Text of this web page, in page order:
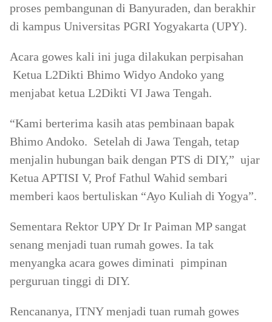
proses pembangunan di Banyuraden, dan berakhir
di kampus Universitas PGRI Yogyakarta (UPY).
Acara gowes kali ini juga dilakukan perpisahan
Ketua L2Dikti Bhimo Widyo Andoko yang
menjabat ketua L2Dikti VI Jawa Tengah.
“Kami berterima kasih atas pembinaan bapak
Bhimo Andoko. Setelah di Jawa Tengah, tetap
menjalin hubungan baik dengan PTS di DIY,” ujar
Ketua APTISI V, Prof Fathul Wahid sembari
memberi kaos bertuliskan “Ayo Kuliah di Yogya”.
Sementara Rektor UPY Dr Ir Paiman MP sangat
senang menjadi tuan rumah gowes. Ia tak
menyangka acara gowes diminati pimpinan
perguruan tinggi di DIY.
Rencananya, ITNY menjadi tuan rumah gowes